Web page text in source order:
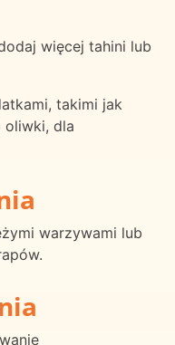
więcej tahini lub
takimi jak
oliwki, dla
warzywami lub